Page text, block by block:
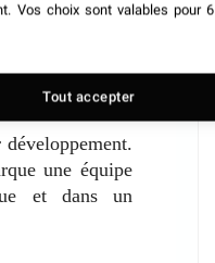
le leader ou
et indécis.
actions, ainsi
une équipe
et dans un
Vos choix sont valables pour 6
Tout accepter